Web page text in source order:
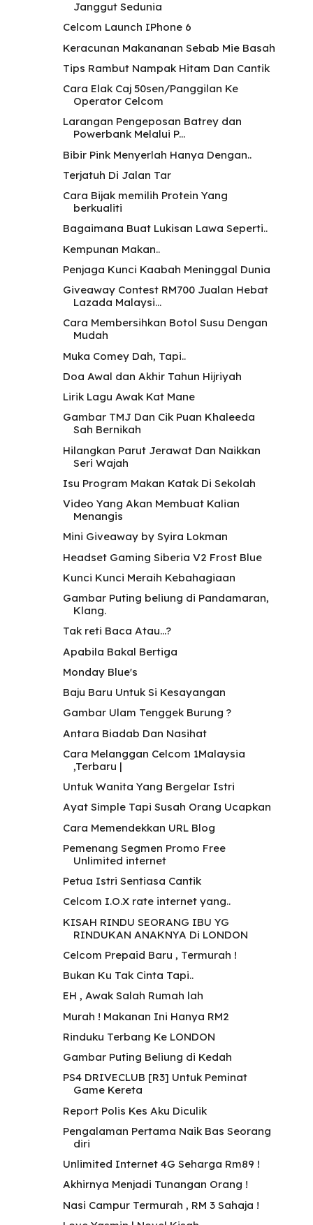
Janggut Sedunia
Celcom Launch IPhone 6
Keracunan Makananan Sebab Mie Basah
Tips Rambut Nampak Hitam Dan Cantik
Cara Elak Caj 50sen/Panggilan Ke
Operator Celcom
Larangan Pengeposan Batrey dan
Powerbank Melalui P...
Bibir Pink Menyerlah Hanya Dengan..
Terjatuh Di Jalan Tar
Cara Bijak memilih Protein Yang
berkualiti
Bagaimana Buat Lukisan Lawa Seperti..
Kempunan Makan..
Penjaga Kunci Kaabah Meninggal Dunia
Giveaway Contest RM700 Jualan Hebat
Lazada Malaysi...
Cara Membersihkan Botol Susu Dengan
Mudah
Muka Comey Dah, Tapi..
Doa Awal dan Akhir Tahun Hijriyah
Lirik Lagu Awak Kat Mane
Gambar TMJ Dan Cik Puan Khaleeda
Sah Bernikah
Hilangkan Parut Jerawat Dan Naikkan
Seri Wajah
Isu Program Makan Katak Di Sekolah
Video Yang Akan Membuat Kalian
Menangis
Mini Giveaway by Syira Lokman
Headset Gaming Siberia V2 Frost Blue
Kunci Kunci Meraih Kebahagiaan
Gambar Puting beliung di Pandamaran,
Klang.
Tak reti Baca Atau...?
Apabila Bakal Bertiga
Monday Blue's
Baju Baru Untuk Si Kesayangan
Gambar Ulam Tenggek Burung ?
Antara Biadab Dan Nasihat
Cara Melanggan Celcom 1Malaysia
,Terbaru |
Untuk Wanita Yang Bergelar Istri
Ayat Simple Tapi Susah Orang Ucapkan
Cara Memendekkan URL Blog
Pemenang Segmen Promo Free
Unlimited internet
Petua Istri Sentiasa Cantik
Celcom I.O.X rate internet yang..
KISAH RINDU SEORANG IBU YG
RINDUKAN ANAKNYA Di LONDON
Celcom Prepaid Baru , Termurah !
Bukan Ku Tak Cinta Tapi..
EH , Awak Salah Rumah lah
Murah ! Makanan Ini Hanya RM2
Rinduku Terbang Ke LONDON
Gambar Puting Beliung di Kedah
PS4 DRIVECLUB [R3] Untuk Peminat
Game Kereta
Report Polis Kes Aku Diculik
Pengalaman Pertama Naik Bas Seorang
diri
Unlimited Internet 4G Seharga Rm89 !
Akhirnya Menjadi Tunangan Orang !
Nasi Campur Termurah , RM 3 Sahaja !